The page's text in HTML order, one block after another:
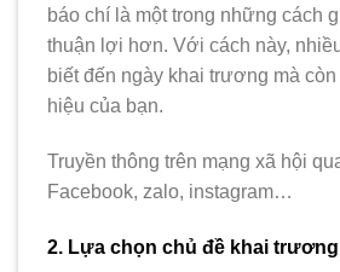
báo chí là một trong những cách
thuận lợi hơn. Với cách này,
biết đến ngày khai trương mà
hiệu của bạn.
Truyền thông trên mạng xã hội
Facebook, zalo, instagram…
2. Lựa chọn chủ đề khai